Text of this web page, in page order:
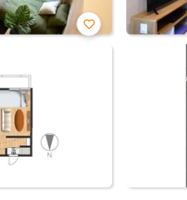
お気